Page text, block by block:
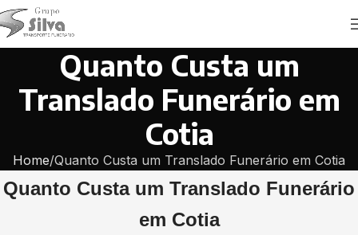
Quanto Custa um
Translado Funerário em
Cotia
Home Quanto Custa um Translado Funerário em Cotia
Quanto Custa um Translado Funerário
em Cotia